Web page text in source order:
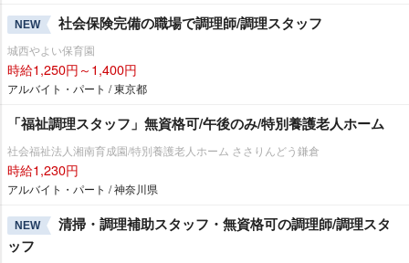
NEW 社会保険完備の職場で調理師/調理スタッフ
城西やよい保育園
時給1,250円～1,400円
アルバイト・パート / 東京都
「福祉調理スタッフ」無資格可/午後のみ/特別養護老人ホーム
社会福祉法人湘南育成園/特別養護老人ホーム ささりんどう鎌倉
時給1,230円
アルバイト・パート / 神奈川県
NEW
清掃・調理補助スタッフ・無資格可の調理師/調理スタ
ッフ